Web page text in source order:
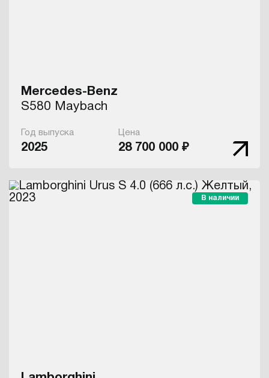
Mercedes-Benz
S580 Maybach
Год выпуска
2025
Цена
28 700 000 ₽
В наличии